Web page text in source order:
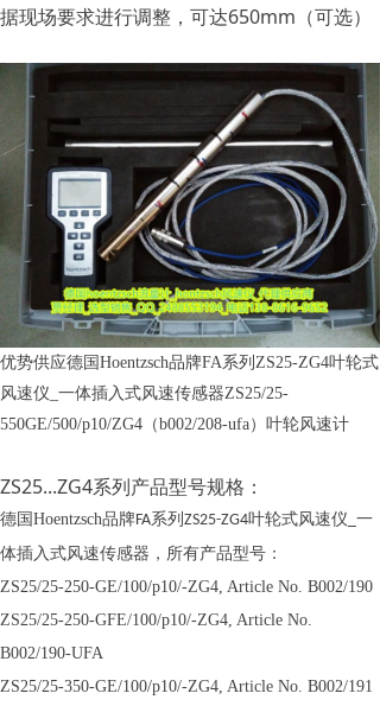
据现场要求进行调整，可达650mm（可选）
优势供应德国Hoentzsch品牌FA系列ZS25-ZG4叶轮式
风速仪_一体插入式风速传感器ZS25/25-
550GE/500/p10/ZG4（b002/208-ufa）叶轮风速计
ZS25...ZG4系列产品型号规格：
德国 Hoentzsch品牌FA系列 ZS25-ZG4叶轮式风速仪 一
体插入式风速传感器 ， 所有产品型号：
ZS25/25-250-GE/100/p10/-ZG4, Article No. B002/190
ZS25/25-250-GFE/100/p10/-ZG4, Article No.
B002/190-UFA
ZS25/25-350-GE/100/p10/-ZG4, Article No. B002/191